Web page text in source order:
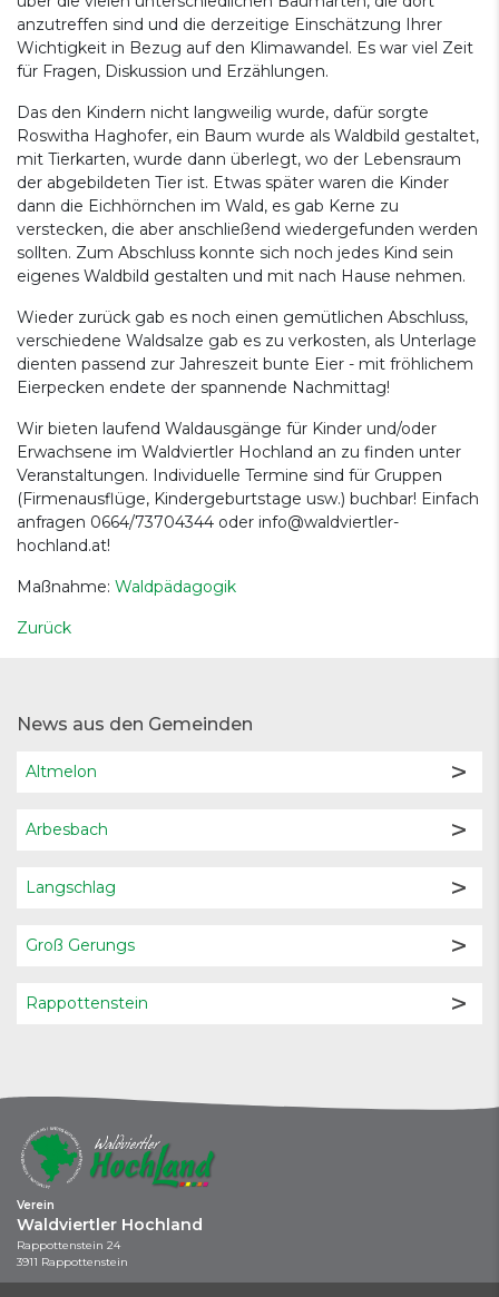
anzutreffen sind und die derzeitige Einschätzung Ihrer
Wichtigkeit in Bezug auf den Klimawandel. Es war viel Zeit
für Fragen, Diskussion und Erzählungen.
Das den Kindern nicht langweilig wurde, dafür sorgte
Roswitha Haghofer, ein Baum wurde als Waldbild gestaltet,
mit Tierkarten, wurde dann überlegt, wo der Lebensraum
der abgebildeten Tier ist. Etwas später waren die Kinder
dann die Eichhörnchen im Wald, es gab Kerne zu
verstecken, die aber anschließend wiedergefunden werden
sollten. Zum Abschluss konnte sich noch jedes Kind sein
eigenes Waldbild gestalten und mit nach Hause nehmen.
Wieder zurück gab es noch einen gemütlichen Abschluss,
verschiedene Waldsalze gab es zu verkosten, als Unterlage
dienten passend zur Jahreszeit bunte Eier - mit fröhlichem
Eierpecken endete der spannende Nachmittag!
Wir bieten laufend Waldausgänge für Kinder und/oder
Erwachsene im Waldviertler Hochland an zu finden unter
Veranstaltungen. Individuelle Termine sind für Gruppen
(Firmenausflüge, Kindergeburtstage usw.) buchbar! Einfach
anfragen 0664/73704344 oder info@waldviertler-
hochland.at!
Maßnahme: Waldpädagogik
Zurück
News aus den Gemeinden
Altmelon
Arbesbach
Langschlag
Groß Gerungs
Rappottenstein
Verein
Waldviertler Hochland
Rappottenstein 24
3911 Rappottenstein